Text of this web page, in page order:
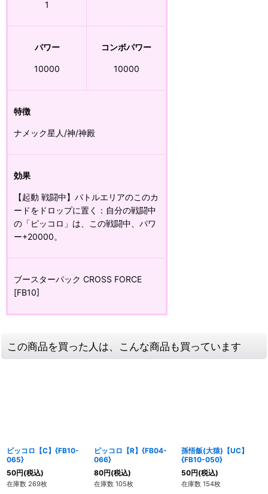
1
パワー
10000
コンボパワー
10000
特徴
ナメック星人/神/神殿
効果
【起動 戦闘中】バトルエリアのこのカ
ードをドロップに置く：自分の戦闘中
の「ピッコロ」は、この戦闘中、パワ
ー+20000。
ブースターパック CROSS FORCE
[FB10]
この商品を買った人は、こんな商品も買っています
ピッコロ【C】{FB10-
065}
50円(税込)
在庫数 269枚
ピッコロ【R】{FB04-
066}
80円(税込)
在庫数 105枚
孫悟飯(大猿)【UC】
{FB10-050}
50円(税込)
在庫数 154枚